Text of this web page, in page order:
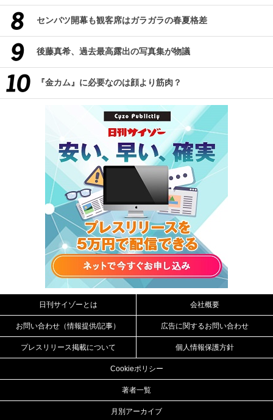
センバツ開幕も観客席はガラガラの春夏格差
後藤真希、過去最高露出の写真集が物議
『金カム』に必要なのは顔より筋肉？
日刊サイゾーとは 会社概要
お問い合わせ（情報提供/記事） 広告に関するお問い合わせ
プレスリリース掲載について 個人情報保護方針
Cookieポリシー
著者一覧
月別アーカイブ